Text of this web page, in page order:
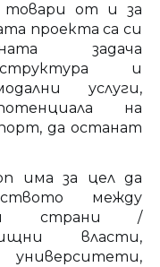
товари от и за
проекта са си
задача
и
услуги,
на
да останат
има за цел да
между
страни /
власти,